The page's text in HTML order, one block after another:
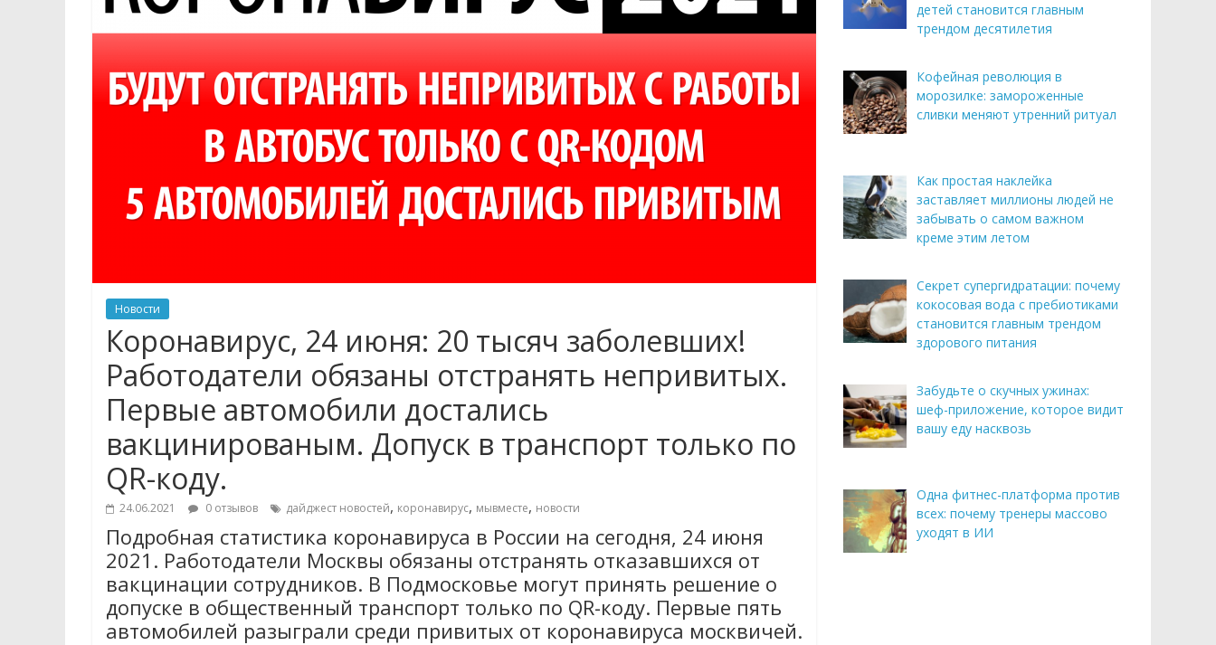
Новости
Коронавирус, 24 июня: 20 тысяч заболевших!
Работодатели обязаны отстранять непривитых.
Первые автомобили достались
вакцинированым. Допуск в транспорт только по
QR-коду.
24.06.2021 0 отзывов дайджест новостей, коронавирус, мывместе, новости
Подробная статистика коронавируса в России на сегодня, 24 июня
2021. Работодатели Москвы обязаны отстранять отказавшихся от
вакцинации сотрудников. В Подмосковье могут принять решение о
допуске в общественный транспорт только по QR-коду. Первые пять
автомобилей разыграли среди привитых от коронавируса москвичей.
детей становится главным
трендом десятилетия
Кофейная революция в
морозилке: замороженные
сливки меняют утренний ритуал
Как простая наклейка
заставляет миллионы людей не
забывать о самом важном
креме этим летом
Секрет супергидратации: почему
кокосовая вода с пребиотиками
становится главным трендом
здорового питания
Забудьте о скучных ужинах:
шеф-приложение, которое видит
вашу еду насквозь
Одна фитнес-платформа против
всех: почему тренеры массово
уходят в ИИ